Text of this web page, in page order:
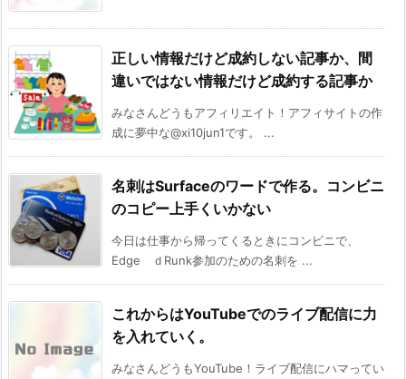
正しい情報だけど成約しない記事か、間
違いではない情報だけど成約する記事か
みなさんどうもアフィリエイト！アフィサイトの作
成に夢中な@xi10jun1です。 ...
名刺はSurfaceのワードで作る。コンビニ
のコピー上手くいかない
今日は仕事から帰ってくるときにコンビニで、
Edge ｄRunk参加のための名刺を ...
これからはYouTubeでのライブ配信に力
を入れていく。
みなさんどうもYouTube！ライブ配信にハマってい